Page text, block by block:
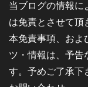
当ブログの情報に
は免責とさせて頂
本免責事項、およ
ツ・情報は、予告
す。予めご了承下